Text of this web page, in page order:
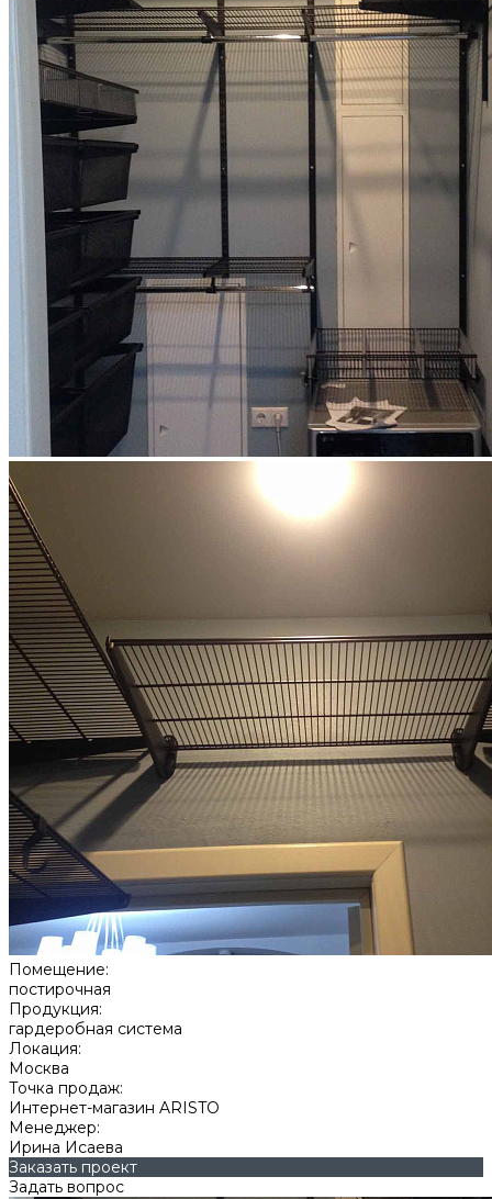
Помещение:
постирочная
Продукция:
гардеробная система
Локация:
Москва
Точка продаж:
Интернет-магазин ARISTO
Менеджер:
Ирина Исаева
Заказать проект
Задать вопрос